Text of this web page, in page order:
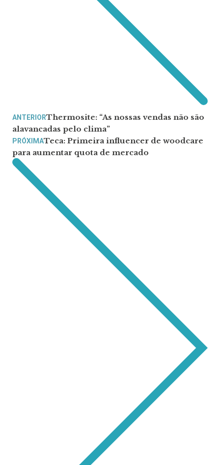
ANTERIORThermosite: “As nossas vendas não são
alavancadas pelo clima”
PRÓXIMATeca: Primeira influencer de woodcare
para aumentar quota de mercado